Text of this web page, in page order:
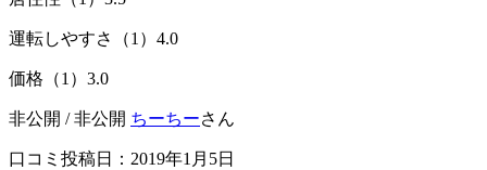
運転しやすさ（1） 4.0
価格（1） 3.0
非公開 / 非公開 ちーちーさん
口コミ投稿日：2019年1月5日